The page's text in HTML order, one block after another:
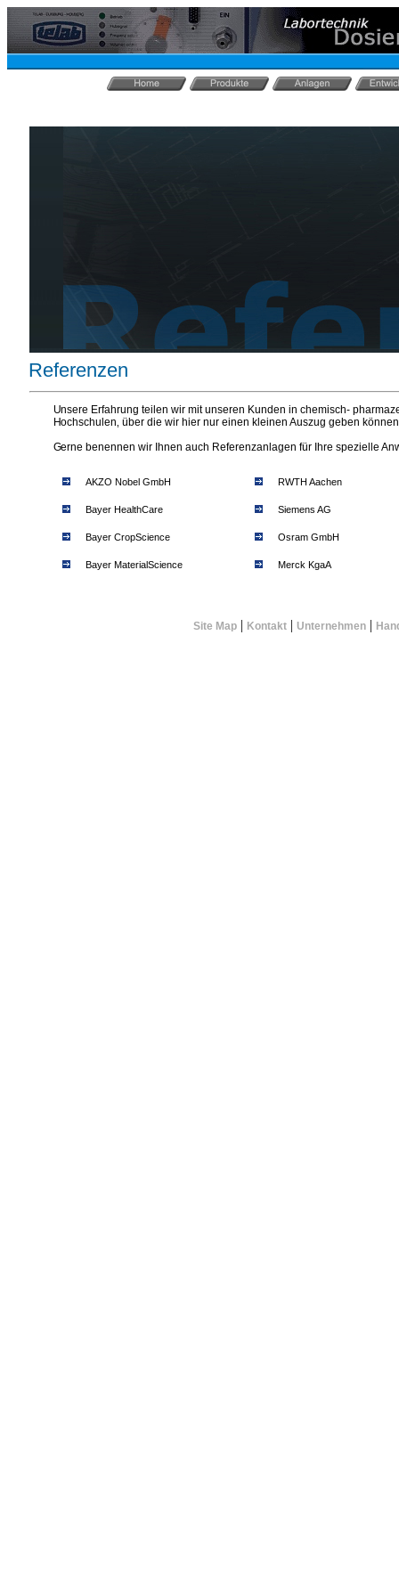
Referenzen
Unsere Erfahrung teilen wir mit unseren Kunden in chemisch-
Hochschulen‚ über die wir hier nur einen kleinen Auszug geben
Gerne benennen wir Ihnen auch Referenzanlagen für Ihre spezielle
AKZO Nobel GmbH
Bayer HealthCare
Bayer CropScience
Bayer MaterialScience
RWTH Aachen
Siemens AG
Osram GmbH
Merck KgaA
Clariant GmbH
Site Map | Kontakt | Unternehmen |